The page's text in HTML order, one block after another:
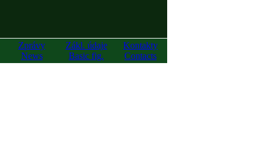
Zprávy
News
Zákl. údaje
Basic fig.
Kontakty
Contacts